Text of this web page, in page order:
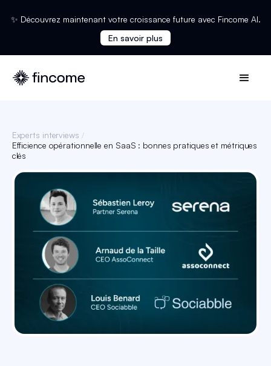
✨ Découvrez maintenant votre croissance future avec Fincome AI.
En savoir plus
Experts interviews /
Efficience opérationnelle en SaaS : bonnes pratiques et métriques
clés